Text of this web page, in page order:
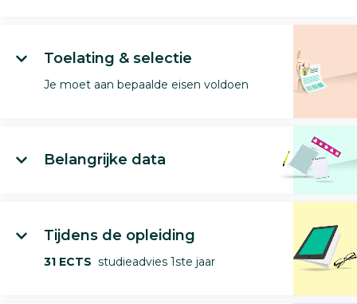
Toelating & selectie
Je moet aan bepaalde eisen voldoen
Belangrijke data
Tijdens de opleiding
31 ECTS studieadvies 1ste jaar